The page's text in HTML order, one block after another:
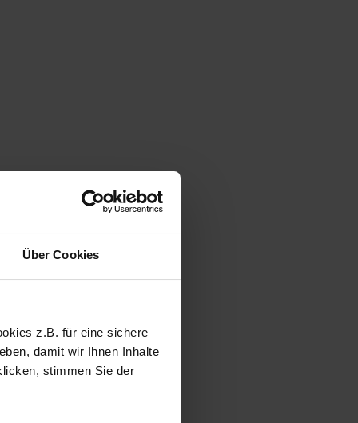
Über Cookies
z.B. für eine sichere
damit wir Ihnen Inhalte
stimmen Sie der